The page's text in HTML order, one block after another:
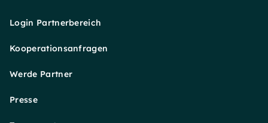
Login Partnerbereich
Kooperationsanfragen
Werde Partner
Presse